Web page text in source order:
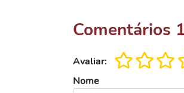
Comentários
Avaliar:
Nome